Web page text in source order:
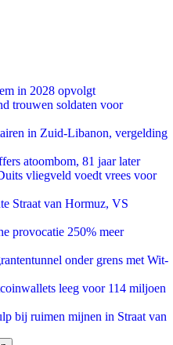
in 2028 opvolgt
trouwen soldaten voor
in Zuid-Libanon, vergelding
atoombom, 81 jaar later
vliegveld voedt vrees voor
Straat van Hormuz, VS
provocatie 250% meer
onder grens met Wit-
leeg voor 114 miljoen
bij ruimen mijnen in Straat van